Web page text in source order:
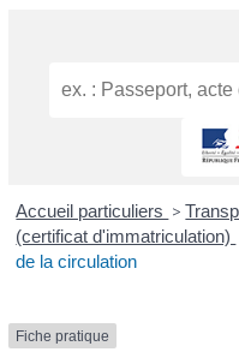
Accueil particuliers >
(certificat d'immatriculation)
de la circulation
Fiche pratique